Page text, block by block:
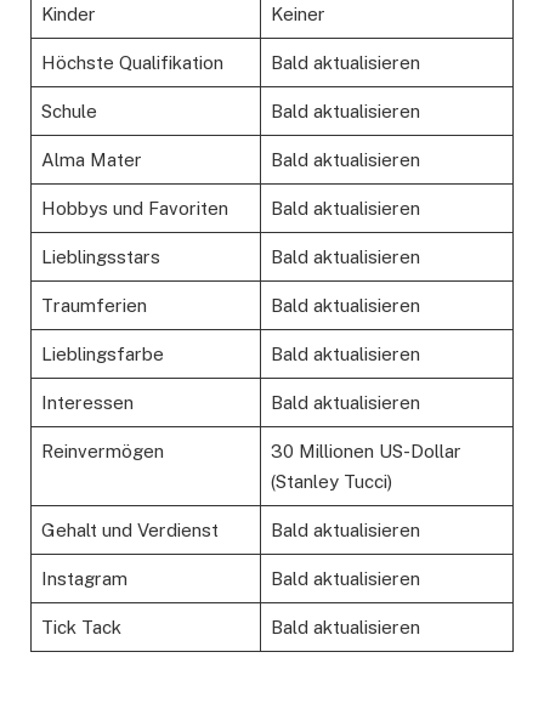
Kinder Keiner
Höchste Qualifikation Bald aktualisieren
Schule Bald aktualisieren
Alma Mater Bald aktualisieren
Hobbys und Favoriten Bald aktualisieren
Lieblingsstars Bald aktualisieren
Traumferien Bald aktualisieren
Lieblingsfarbe Bald aktualisieren
Interessen Bald aktualisieren
Reinvermögen
30 Millionen US-Dollar
(Stanley Tucci)
Gehalt und Verdienst Bald aktualisieren
Instagram Bald aktualisieren
Tick ​​Tack Bald aktualisieren